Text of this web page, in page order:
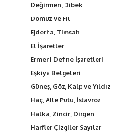
Değirmen, Dibek
Domuz ve Fil
Ejderha, Timsah
El İşaretleri
Ermeni Define İşaretleri
Eşkiya Belgeleri
Güneş, Göz, Kalp ve Yıldız
Haç, Aile Putu, İstavroz
Halka, Zincir, Dirgen
Harfler Çizgiler Sayılar